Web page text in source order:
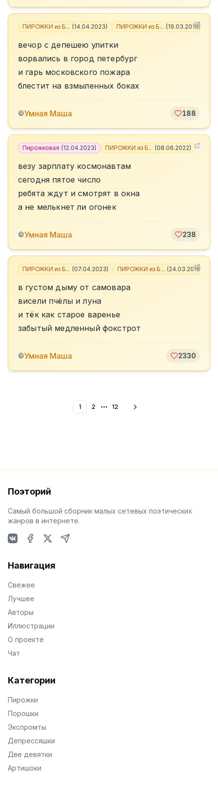
ПИРОЖКИ из Б... (14.04.2023) ПИРОЖКИ из Б... (19.03.2018)
вечор с депешею улитки
ворвались в город петербург
и гарь московского пожара
блестит на взмыленных боках
©Умная Маша 188
Пирожковая (12.04.2023) ПИРОЖКИ из Б... (08.06.2022) +
везу зарплату космонавтам
сегодня пятое число
ребята ждут и смотрят в окна
а не мелькнет ли огонек
©Умная Маша 238
ПИРОЖКИ из Б... (07.04.2023) ПИРОЖКИ из Б... (24.03.2018
в густом дыму от самовара
висели пчёлы и луна
и тёк как старое варенье
забытый медленный фокстрот
©Умная Маша 2330
1 2 More pages
12
Поэторий
Самый большой сборник малых сетевых поэтических
жанров в интернете.
Навигация
Свежее
Лучшее
Авторы
Иллюстрации
О проекте
Чат
Категории
Пирожки
Порошки
Экспромты
Депрессяшки
Две девятки
Артишоки